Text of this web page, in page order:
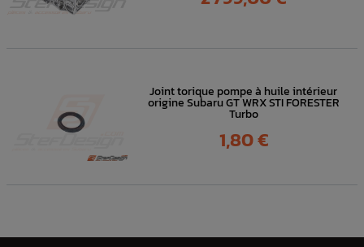
Joint torique pompe à huile intérieur
origine Subaru GT WRX STI FORESTER
Turbo
Prix
1,80 €